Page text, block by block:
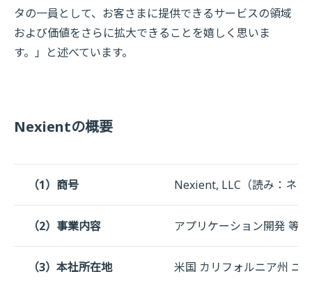
タの一員として、お客さまに提供できるサービスの領域
および価値をさらに拡大できることを嬉しく思いま
す。」と述べています。
Nexientの概要
（1）商号 Nexient, LLC（読み：ネ
（2）事業内容 アプリケーション開発 等
（3）本社所在地 米国 カリフォルニア州 ニ